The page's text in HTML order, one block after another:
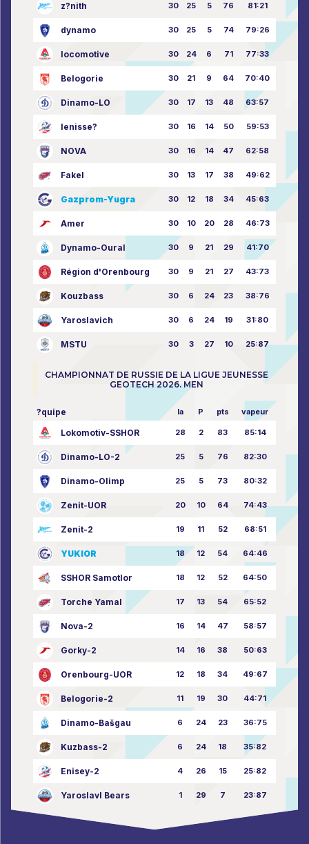
z?nith 30 25 5 76 81:21
dynamo 30 25 5 74 79:26
locomotive 30 24 6 71 77:33
Belogorie 30 21 9 64 70:40
Dinamo-LO 30 17 13 48 63:57
Ienisse? 30 16 14 50 59:53
NOVA 30 16 14 47 62:58
Fakel 30 13 17 38 49:62
Gazprom-Yugra 30 12 18 34 45:63
Amer 30 10 20 28 46:73
Dynamo-Oural 30 9 21 29 41:70
Région d'Orenbourg 30 9 21 27 43:73
Kouzbass 30 6 24 23 38:76
Yaroslavich 30 6 24 19 31:80
MSTU 30 3 27 10 25:87
CHAMPIONNAT DE RUSSIE DE LA LIGUE JEUNESSE
GEOTECH 2026. MEN
?quipe la P pts vapeur
Lokomotiv-SSHOR 28 2 83 85:14
Dinamo-LO-2 25 5 76 82:30
Dinamo-Olimp 25 5 73 80:32
Zenit-UOR 20 10 64 74:43
Zenit-2 19 11 52 68:51
YUKIOR 18 12 54 64:46
SSHOR Samotlor 18 12 52 64:50
Torche Yamal 17 13 54 65:52
Nova-2 16 14 47 58:57
Gorky-2 14 16 38 50:63
Orenbourg-UOR 12 18 34 49:67
Belogorie-2 11 19 30 44:71
Dinamo-Bašgau 6 24 23 36:75
Kuzbass-2 6 24 18 35:82
Enisey-2 4 26 15 25:82
Yaroslavl Bears 1 29 7 23:87